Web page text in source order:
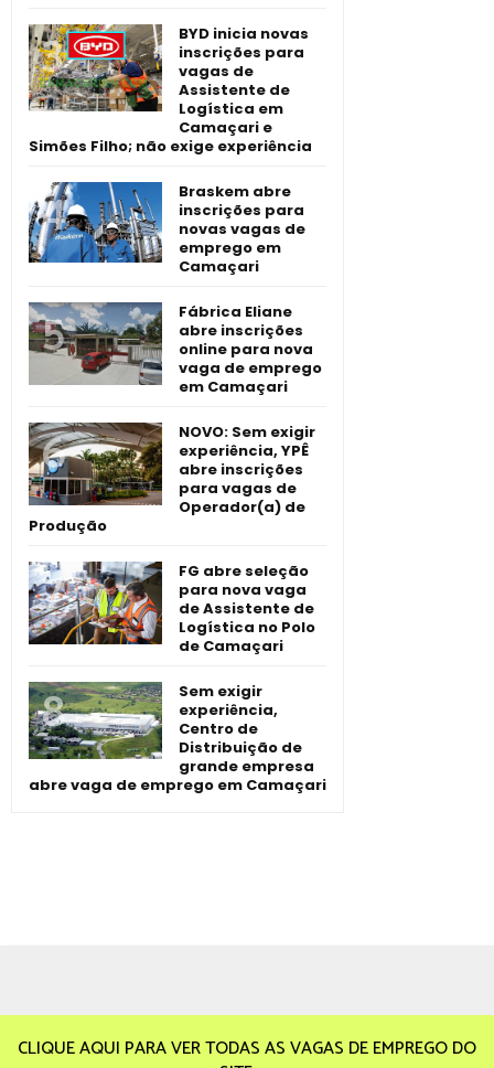
BYD inicia novas
inscrições para
vagas de
Assistente de
Logística em
Camaçari e
Simões Filho; não exige experiência
Braskem abre
inscrições para
novas vagas de
emprego em
Camaçari
Fábrica Eliane
abre inscrições
online para nova
vaga de emprego
em Camaçari
NOVO: Sem exigir
experiência, YPÊ
abre inscrições
para vagas de
Operador(a) de
Produção
FG abre seleção
para nova vaga
de Assistente de
Logística no Polo
de Camaçari
Sem exigir
experiência,
Centro de
Distribuição de
grande empresa
abre vaga de emprego em Camaçari
CLIQUE AQUI PARA VER TODAS AS VAGAS DE EMPREGO DO